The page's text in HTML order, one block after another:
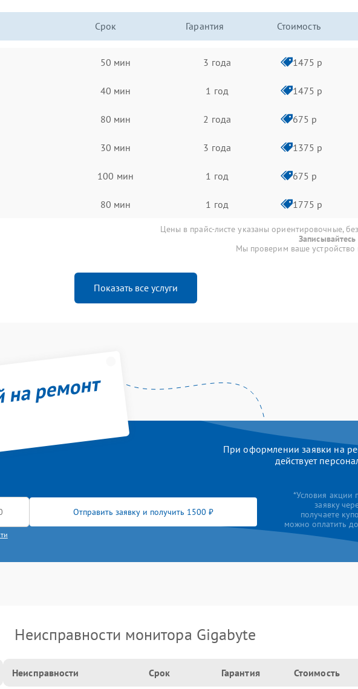
Срок Гарантия Стоимость
50 мин 3 года 1475 р
40 мин 1 год 1475 р
80 мин 2 года 675 р
30 мин 3 года 1375 р
100 мин 1 год 675 р
80 мин 1 год 1775 р
Цены в прайс-листе указаны ориентировочные,
Мы проверим ваше устройство
Показать все услуги
ремонт
При оформлении заявки на
действует
Отправить заявку и получить 1500 ₽
*Условия акции
заявку
получаете
можно оплатить
Неисправности монитора Gigabyte
Неисправности Срок Гарантия Стоимость